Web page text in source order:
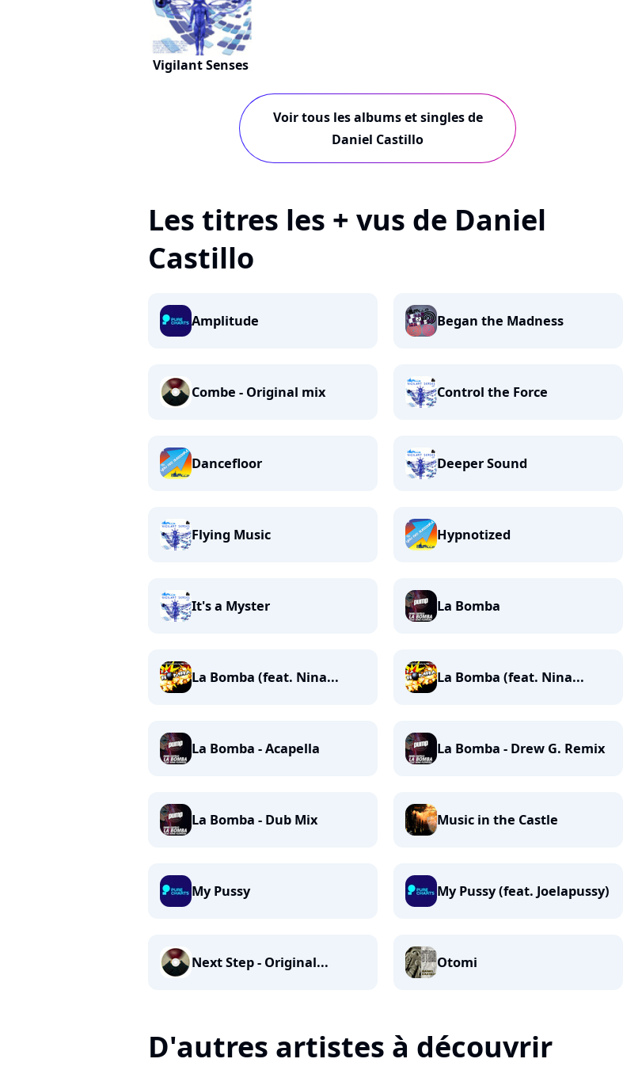
Vigilant Senses
Voir tous les albums et singles de
Daniel Castillo
Les titres les + vus de Daniel
Castillo
Amplitude Began the Madness
Combe - Original mix Control the Force
Dancefloor Deeper Sound
Flying Music Hypnotized
It's a Myster La Bomba
La Bomba (feat. Nina... La Bomba (feat. Nina...
La Bomba - Acapella La Bomba - Drew G. Remix
La Bomba - Dub Mix Music in the Castle
My Pussy My Pussy (feat. Joelapussy)
Next Step - Original... Otomi
D'autres artistes à découvrir